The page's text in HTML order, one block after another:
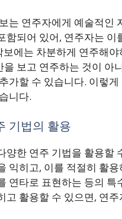
는 연주자에게 예술적인
함되어 있어, 연주자는
보에는 차분하게 연주해
보고 연주하는 것이 아
가할 수 있습니다. 이렇
니다.
기법의 활용
양한 연주 기법을 활용할
익히고, 이를 적절히 활
연타로 표현하는 등의
고 활용할 수 있으면, 연